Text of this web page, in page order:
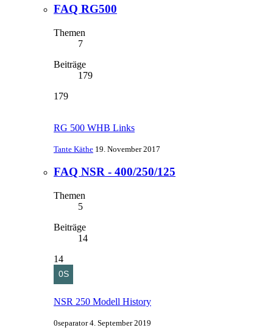
FAQ RG500
Themen
7
Beiträge
179
179
RG 500 WHB Links
Tante Käthe 19. November 2017
FAQ NSR - 400/250/125
Themen
5
Beiträge
14
14
NSR 250 Modell History
0separator 4. September 2019